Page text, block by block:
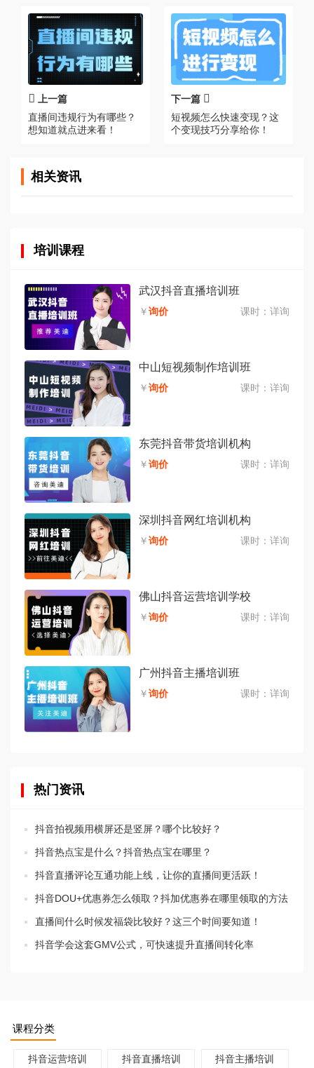
上一篇
直播间违规行为有哪些？
想知道就点进来看！
下一篇
短视频怎么快速变现？这
个变现技巧分享给你！
相关资讯
培训课程
武汉抖音直播培训班
￥询价 课时： 详询
中山短视频制作培训班
￥询价 课时： 详询
东莞抖音带货培训机构
￥询价 课时： 详询
深圳抖音网红培训机构
￥询价 课时： 详询
佛山抖音运营培训学校
￥询价 课时： 详询
广州抖音主播培训班
￥询价 课时： 详询
热门资讯
抖音拍视频用横屏还是竖屏？哪个比较好？
抖音热点宝是什么？抖音热点宝在哪里？
抖音直播评论互通功能上线，让你的直播间更活跃！
抖音DOU+优惠券怎么领取？抖加优惠券在哪里领取的方法
直播间什么时候发福袋比较好？这三个时间要知道！
抖音学会这套GMV公式，可快速提升直播间转化率
课程分类
抖音运营培训 抖音直播培训 抖音主播培训